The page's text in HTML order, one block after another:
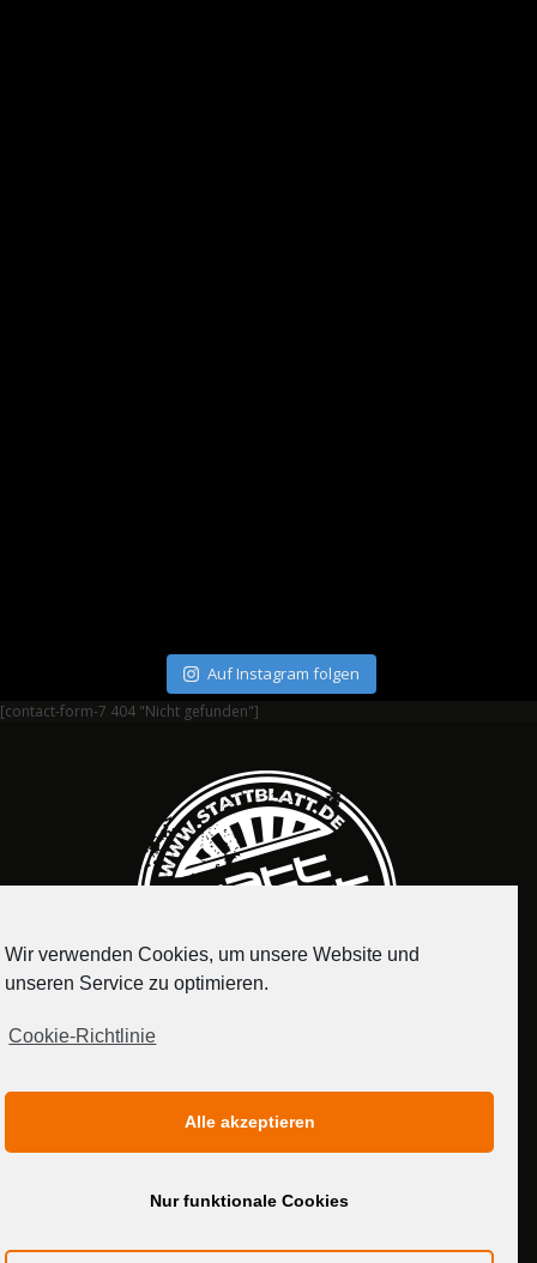
Auf Instagram folgen
[contact-form-7 404 "Nicht gefunden"]
MEDIADATEN
Wir verwenden Cookies, um unsere Website und
unseren Service zu optimieren.
Cookie-Richtlinie
Alle akzeptieren
Nur funktionale Cookies